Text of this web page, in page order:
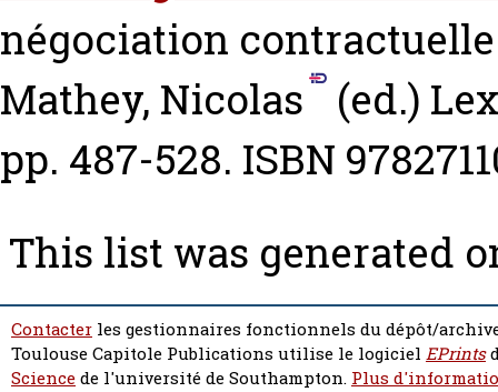
négociation
Mathey, Nicolas
(ed.)
pp. 487-528. ISBN
This list was generated
Contacter les gestionnaires fonctionnels du dépôt/
Toulouse Capitole Publications utilise le logiciel EPrints
Sciencede l'université de Southampton. Plus